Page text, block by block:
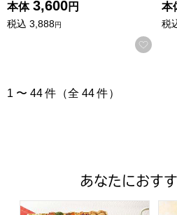
本体 3,600円
税込 3,888円
お気
本
税
1 〜 44 件（全 44 件）
あなたにおす
トップバリュ 和洋中特大二段ト